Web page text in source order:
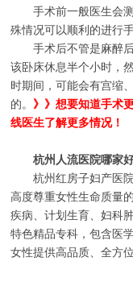
手术前一般医生会测
殊情况可以顺利的进行手
手术后不管是麻醉后
该卧床休息半个小时，
时期间，可能会有宫缩
的。 》》想要知道手术
线医生了解更多情况！
杭州人流医院哪家
杭州红房子妇产医院
高度尊重女性生命质量
疾病、计划生育、妇科
特色精品专科，包含医
女性提供高品质、全方